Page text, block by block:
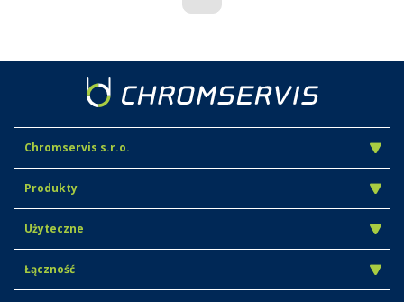
Chromservis s.r.o.
Produkty
Użyteczne
Łączność